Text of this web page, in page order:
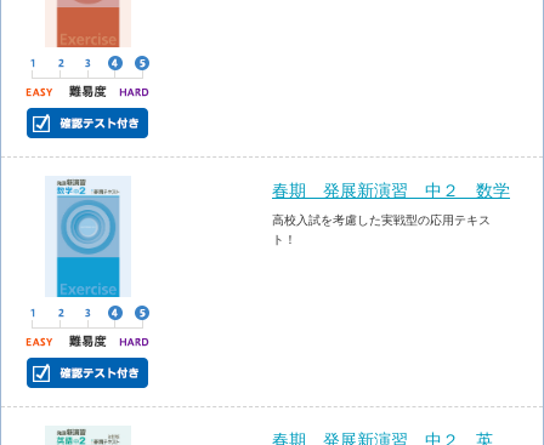
春期 発展新演習 中２ 数学
高校入試を考慮した実戦型の応用テキス
ト！
春期 発展新演習 中２ 英